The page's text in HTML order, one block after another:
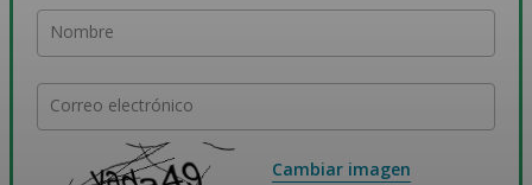
Nombre
Correo electrónico
Cambiar imagen